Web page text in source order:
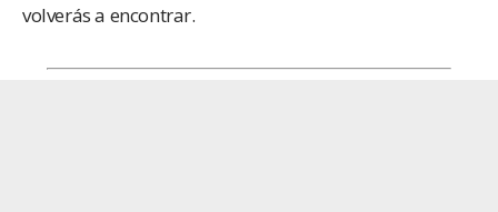
volverás a encontrar.